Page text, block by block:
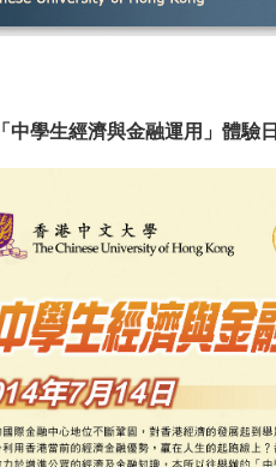
「中學生經濟與金融運用」體驗日